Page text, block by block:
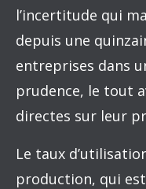
l’incertitude qui
depuis une
entreprises dans
prudence, le tout
directes sur leur
Le taux
production, qui